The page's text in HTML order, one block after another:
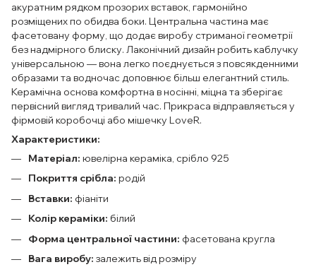
акуратним рядком прозорих вставок, гармонійно
розміщених по обидва боки. Центральна частина має
фасетовану форму, що додає виробу стриманої геометрії
без надмірного блиску. Лаконічний дизайн робить каблучку
універсальною — вона легко поєднується з повсякденними
образами та водночас доповнює більш елегантний стиль.
Керамічна основа комфортна в носінні, міцна та зберігає
первісний вигляд тривалий час. Прикраса відправляється у
фірмовій коробочці або мішечку LoveR.
Характеристики:
Матеріал: ювелірна кераміка, срібло 925
Покриття срібла: родій
Вставки: фіаніти
Колір кераміки: білий
Форма центральної частини: фасетована кругла
Вага виробу: залежить від розміру